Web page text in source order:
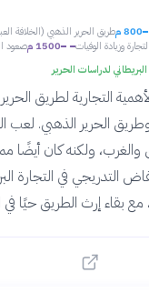
800 م طريق الحرير الذهبي (الخلافة
وزيادة الوفيات 1500 م صعود
لدراسات الحرير
التجارية لطريق
وطريق الحرير الذهبي. لعب
ولكنه كان أيضًا
التدريجي في التجارة
بقاء إرث الطريق حيًا في